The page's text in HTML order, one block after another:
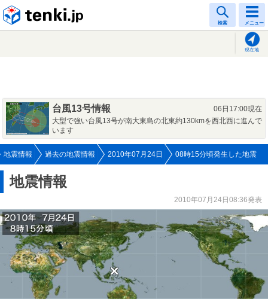
検索 メニュー
現在地
台風13号情報
06日17:00現在
大型で強い台風13号が南大東島の北東約130kmを西北西に進んで
います
地震情報 過去の地震情報 2010年07月24日 08時15分頃発生した地震
地震情報
2010年07月24日08:36発表